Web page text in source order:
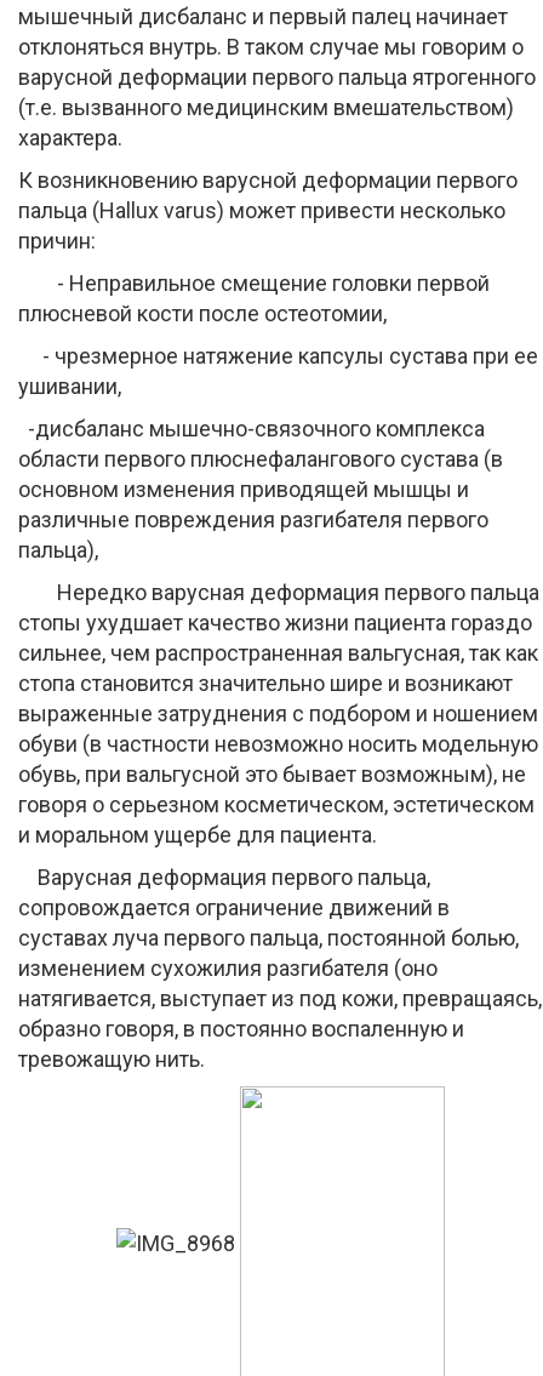
мышечный дисбаланс и первый палец начинает
отклоняться внутрь. В таком случае мы говорим о
варусной деформации первого пальца ятрогенного
(т.е. вызванного медицинским вмешательством)
характера.
К возникновению варусной деформации первого
пальца (Hallux varus) может привести несколько
причин:
- Неправильное смещение головки первой
плюсневой кости после остеотомии,
- чрезмерное натяжение капсулы сустава при ее
ушивании,
-дисбаланс мышечно-связочного комплекса
области первого плюснефалангового сустава (в
основном изменения приводящей мышцы и
различные повреждения разгибателя первого
пальца),
Нередко варусная деформация первого пальца
стопы ухудшает качество жизни пациента гораздо
сильнее, чем распространенная вальгусная, так как
стопа становится значительно шире и возникают
выраженные затруднения с подбором и ношением
обуви (в частности невозможно носить модельную
обувь, при вальгусной это бывает возможным), не
говоря о серьезном косметическом, эстетическом
и моральном ущербе для пациента.
Варусная деформация первого пальца,
сопровождается ограничение движений в
суставах луча первого пальца, постоянной болью,
изменением сухожилия разгибателя (оно
натягивается, выступает из под кожи, превращаясь,
образно говоря, в постоянно воспаленную и
тревожащую нить.